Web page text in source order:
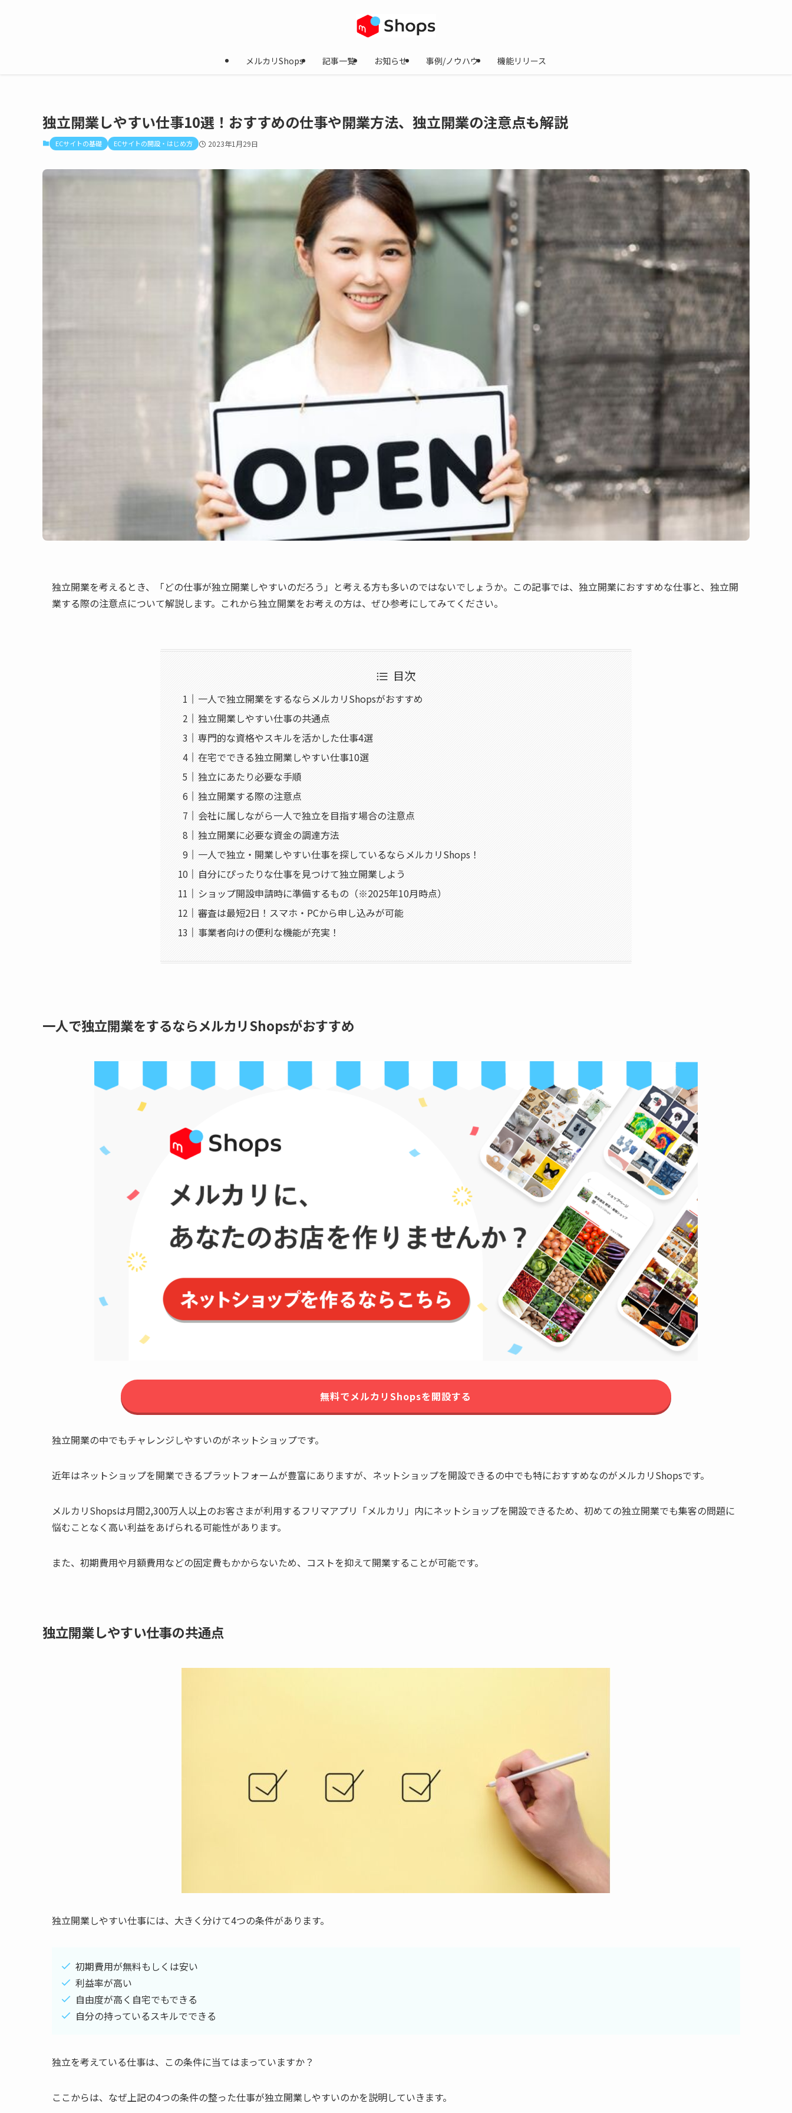
メルカリShops 記事一覧 お知らせ 事例/ノウハウ 機能リリース
独立開業しやすい仕事10選！おすすめの仕事や開業方法、独立開業の注意点も解説
ECサイトの基礎 ECサイトの開設・はじめ方 2023年1月29日
独立開業を考えるとき、「どの仕事が独立開業しやすいのだろう」と考える方も多いのではないでしょうか。この記事では、独立開業におすすめな仕事と、独立開
業する際の注意点について解説します。これから独立開業をお考えの方は、ぜひ参考にしてみてください。
目次
一人で独立開業をするならメルカリShopsがおすすめ
独立開業しやすい仕事の共通点
専門的な資格やスキルを活かした仕事4選
在宅でできる独立開業しやすい仕事10選
独立にあたり必要な手順
独立開業する際の注意点
会社に属しながら一人で独立を目指す場合の注意点
独立開業に必要な資金の調達方法
一人で独立・開業しやすい仕事を探しているならメルカリShops！
自分にぴったりな仕事を見つけて独立開業しよう
ショップ開設申請時に準備するもの（※2025年10月時点）
審査は最短2日！スマホ・PCから申し込みが可能
事業者向けの便利な機能が充実！
一人で独立開業をするならメルカリShopsがおすすめ
無料でメルカリShopsを開設する
独立開業の中でもチャレンジしやすいのがネットショップです。
近年はネットショップを開業できるプラットフォームが豊富にありますが、ネットショップを開設できるの中でも特におすすめなのがメルカリShopsです。
メルカリShopsは月間2,300万人以上のお客さまが利用するフリマアプリ「メルカリ」内にネットショップを開設できるため、初めての独立開業でも集客の問題に
悩むことなく高い利益をあげられる可能性があります。
また、初期費用や月額費用などの固定費もかからないため、コストを抑えて開業することが可能です。
独立開業しやすい仕事の共通点
独立開業しやすい仕事には、大きく分けて4つの条件があります。
初期費用が無料もしくは安い
利益率が高い
自由度が高く自宅でもできる
自分の持っているスキルでできる
独立を考えている仕事は、この条件に当てはまっていますか？
ここからは、なぜ上記の4つの条件の整った仕事が独立開業しやすいのかを説明していきます。